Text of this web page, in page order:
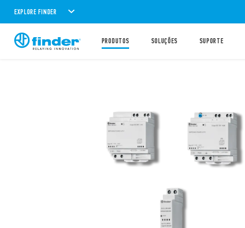
EXPLORE FINDER
PRODUTOS SOLUÇÕES SUPORTE